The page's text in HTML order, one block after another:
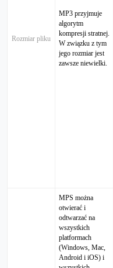
Rozmiar pliku
MP3 przyjmuje
algorytm
kompresji stratnej.
W związku z tym
jego rozmiar jest
zawsze niewielki.
MPS można
otwierać i
odtwarzać na
wszystkich
platformach
(Windows, Mac,
Android i iOS) i